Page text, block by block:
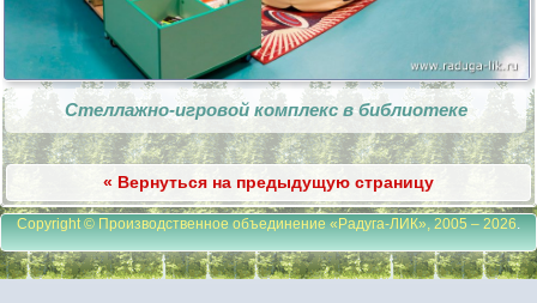
Стеллажно-игровой комплекс в библиотеке
« Вернуться на предыдущую страницу
Copyright © Производственное объединение «Радуга-ЛИК», 2005 – 2026.